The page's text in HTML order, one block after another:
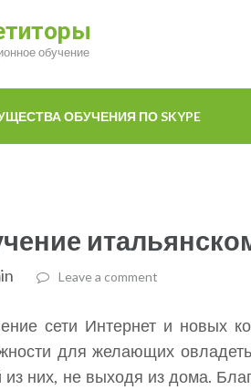
обучение
ОБУЧЕНИЯ ПО SKYPE
Leave a comment
сети Интернет и новых
для желающих
них, не выходя из дома.